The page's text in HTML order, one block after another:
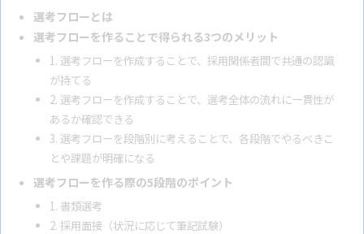
選考フローとは
選考フローを作ることで得られる3つのメリット
1. 選考フローを作成することで、採用関係者間で共通の認識
が持てる
2. 選考フローを作成することで、選考全体の流れに一貫性が
あるか確認できる
3. 選考フローを段階別に考えることで、各段階でやるべきこ
とや課題が明確になる
選考フローを作る際の5段階のポイント
1. 書類選考
2. 採用面接（状況に応じて筆記試験）